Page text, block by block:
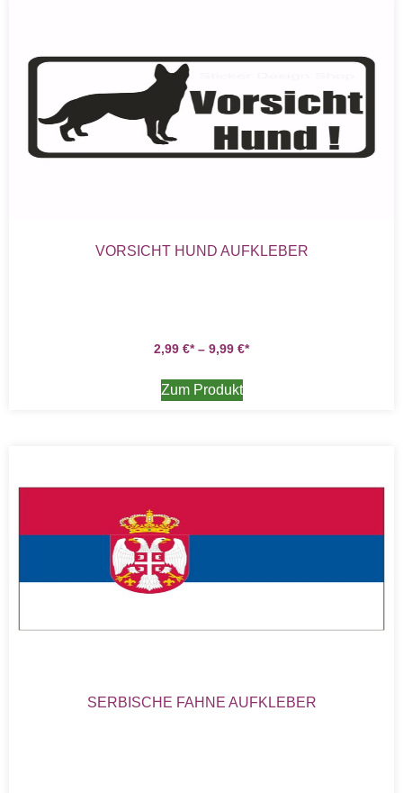
VORSICHT HUND AUFKLEBER
2,99 € – 9,99 €
Zum Produkt
SERBISCHE FAHNE AUFKLEBER